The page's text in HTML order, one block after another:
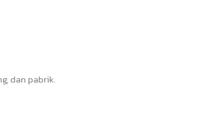
dan pabrik.